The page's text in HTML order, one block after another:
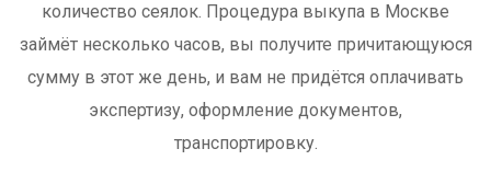
количество сеялок. Процедура выкупа в Москве
займёт несколько часов, вы получите причитающуюся
сумму в этот же день, и вам не придётся оплачивать
экспертизу, оформление документов,
транспортировку.